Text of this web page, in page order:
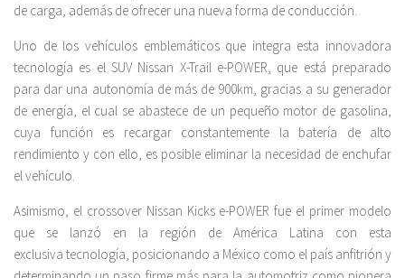
de carga, además de ofrecer una nueva forma de conducción.
Uno de los vehículos emblemáticos que integra esta innovadora
tecnología es el SUV Nissan X-Trail e-POWER, que está preparado
para dar una autonomía de más de 900km, gracias a su generador
de energía, el cual se abastece de un pequeño motor de gasolina,
cuya función es recargar constantemente la batería de alto
rendimiento y con ello, es posible eliminar la necesidad de enchufar
el vehículo.
Asimismo, el crossover Nissan Kicks e-POWER fue el primer modelo
que se lanzó en la región de América Latina con esta
exclusiva tecnología, posicionando a México como el país anfitrión y